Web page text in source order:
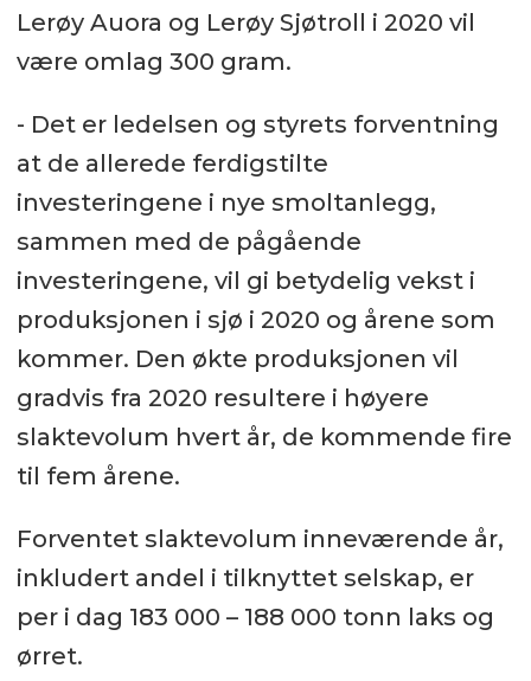
Lerøy Auora og Lerøy Sjøtroll i 2020 vil
være omlag 300 gram.
- Det er ledelsen og styrets forventning
at de allerede ferdigstilte
investeringene i nye smoltanlegg,
sammen med de pågående
investeringene, vil gi betydelig vekst i
produksjonen i sjø i 2020 og årene som
kommer. Den økte produksjonen vil
gradvis fra 2020 resultere i høyere
slaktevolum hvert år, de kommende fire
til fem årene.
Forventet slaktevolum inneværende år,
inkludert andel i tilknyttet selskap, er
per i dag 183 000 – 188 000 tonn laks og
ørret.